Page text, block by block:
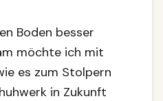
Boden besser
möchte ich mit
es zum Stolpern
in Zukunft